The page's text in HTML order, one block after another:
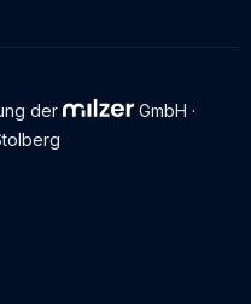
der
GmbH ·